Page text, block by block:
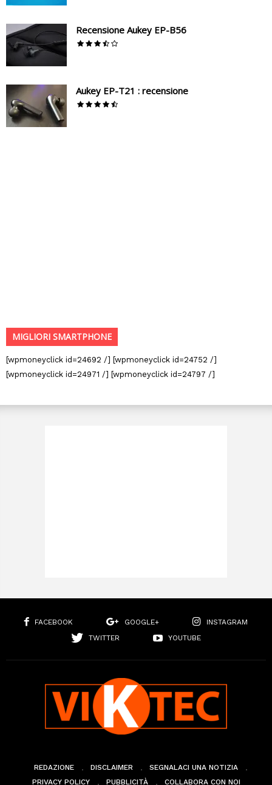
Recensione Aukey EP-B56
Aukey EP-T21 : recensione
MIGLIORI SMARTPHONE
[wpmoneyclick id=24692 /] [wpmoneyclick id=24752 /]
[wpmoneyclick id=24971 /] [wpmoneyclick id=24797 /]
FACEBOOK GOOGLE+
INSTAGRAM
TWITTER
YOUTUBE
REDAZIONE DISCLAIMER
SEGNALACI UNA NOTIZIA
PRIVACY POLICY
PUBBLICITÀ COLLABORA CON NOI